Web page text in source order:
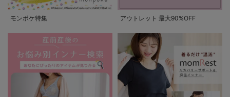
モンポケ特集 アウトレット 最大90%OFF